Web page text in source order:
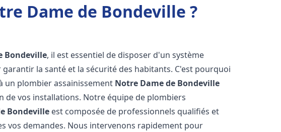
Dame de Bondeville ?
Bondeville, il est essentiel de disposer d'un système
la santé et la sécurité des habitants. C'est pourquoi
un plombier assainissement Notre Dame de Bondeville
de vos installations. Notre équipe de plombiers
Bondeville est composée de professionnels qualifiés et
vos demandes. Nous intervenons rapidement pour